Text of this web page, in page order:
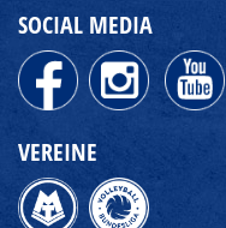
SOCIAL MEDIA
VEREINE